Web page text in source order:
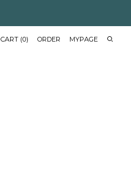
CART (0) ORDER MYPAGE